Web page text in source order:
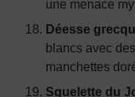
une menace
Déesse
blancs avec
manchettes
Squelette du